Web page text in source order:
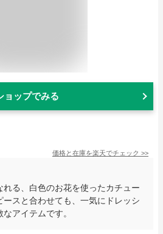
ョップでみる
価格と在庫を楽天でチェック >>
れる、白色のお花を使ったカチュー
ースと合わせても、一気にドレッシ
アイテムです。